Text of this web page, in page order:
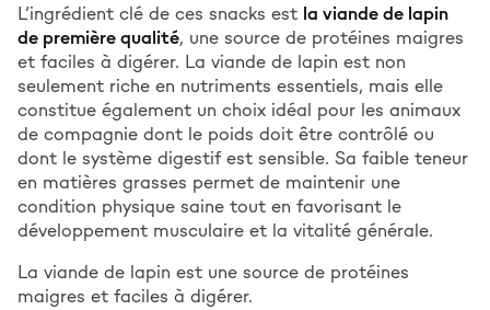
L’ingrédient clé de ces snacks est la viande de lapin
de première qualité, une source de protéines maigres
et faciles à digérer. La viande de lapin est non
seulement riche en nutriments essentiels, mais elle
constitue également un choix idéal pour les animaux
de compagnie dont le poids doit être contrôlé ou
dont le système digestif est sensible. Sa faible teneur
en matières grasses permet de maintenir une
condition physique saine tout en favorisant le
développement musculaire et la vitalité générale.
La viande de lapin est une source de protéines
maigres et faciles à digérer.